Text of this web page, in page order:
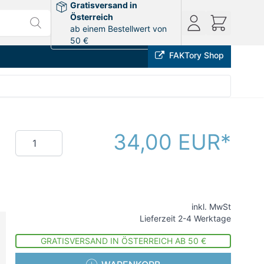
Gratisversand in
Österreich
ab einem Bestellwert von
50 €
FAKTory Shop
Menge 34,00 EUR
inkl. MwSt
Lieferzeit 2-4 Werktage
GRATISVERSAND IN ÖSTERREICH AB 50 €